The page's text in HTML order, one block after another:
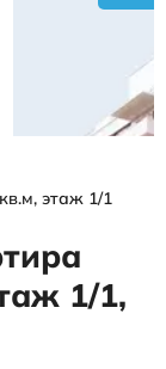
этаж 1/1
1/1,